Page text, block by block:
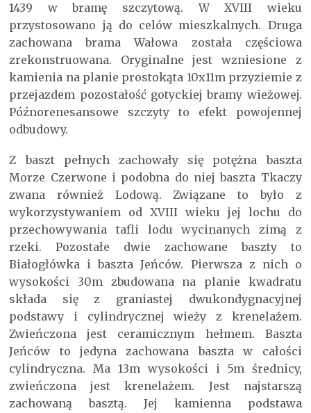
1439 w bramę szczytową. W XVIII wieku
przystosowano ją do celów mieszkalnych. Druga
zachowana brama Wałowa została częściowa
zrekonstruowana. Oryginalne jest wzniesione z
kamienia na planie prostokąta 10x11m przyziemie z
przejazdem pozostałość gotyckiej bramy wieżowej.
Późnorenesansowe szczyty to efekt powojennej
odbudowy.
Z baszt pełnych zachowały się potężna baszta
Morze Czerwone i podobna do niej baszta Tkaczy
zwana również Lodową. Związane to było z
wykorzystywaniem od XVIII wieku jej lochu do
przechowywania tafli lodu wycinanych zimą z
rzeki. Pozostałe dwie zachowane baszty to
Białogłówka i baszta Jeńców. Pierwsza z nich o
wysokości 30m zbudowana na planie kwadratu
składa się z graniastej dwukondygnacyjnej
podstawy i cylindrycznej wieży z krenelażem.
Zwieńczona jest ceramicznym hełmem. Baszta
Jeńców to jedyna zachowana baszta w całości
cylindryczna. Ma 13m wysokości i 5m średnicy,
zwieńczona jest krenelażem. Jest najstarszą
zachowaną basztą. Jej kamienna podstawa